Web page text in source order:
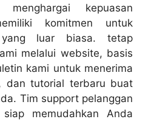
kepuasan
komitmen untuk
yang luar biasa. tetap
melalui website, basis
kami untuk menerima
dan tutorial terbaru buat
Tim support pelanggan
memudahkan Anda